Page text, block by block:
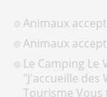
Animaux
Animaux
Le Camping Le
"J'accueille des
Tourisme Vous